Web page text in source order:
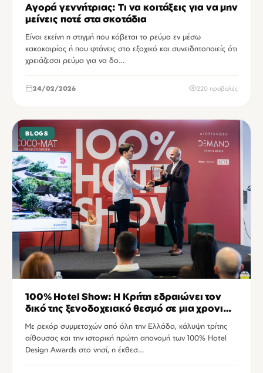
Αγορά γεννήτριας: Τι να κοιτάξεις για να μην
μείνεις ποτέ στα σκοτάδια
Είναι εκείνη η στιγμή που κόβεται το ρεύμα εν μέσω
κακοκαιρίας ή που φτάνεις στο εξοχικό και συνειδητοποιείς ότι
χρειάζεσαι ρεύμα για να δο…
24/02/2026 220 προβολές
BLOGS
100% Hotel Show: Η Κρήτη εδραιώνει τον
δικό της ξενοδοχειακό θεσμό σε μια χρονιά
ορόσημο!
Με ρεκόρ συμμετοχών από όλη την Ελλάδα, κάλυψη τρίτης
αίθουσας και την ιστορική πρώτη απονομή των 100% Hotel
Design Awards στο νησί, η έκθεσ…